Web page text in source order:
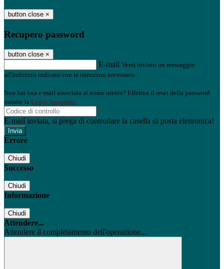
button close ×
Recupero password
button close ×
E-mail Verrà inviato un messaggio
all'indirizzo indicato con le istruzioni necessarie.
Non hai una e-mail associata al nome utente? Effettua il reset della password
tramite la Login Spaggiari
E-mail inviata, si prega di controllare la casella di posta elettronica!
Errore
Chiudi
Successo
Chiudi
Informazione
Chiudi
Attendere...
Attendere il completamento dell'operazione...